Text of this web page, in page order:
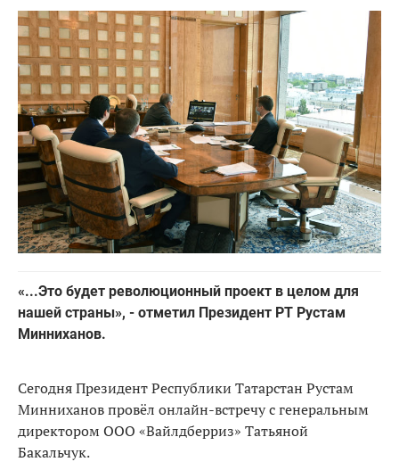
«...Это будет революционный проект в целом для
нашей страны», - отметил Президент РТ Рустам
Минниханов.
Сегодня Президент Республики Татарстан Рустам
Минниханов провёл онлайн-встречу с генеральным
директором ООО «Вайлдберриз» Татьяной
Бакальчук.